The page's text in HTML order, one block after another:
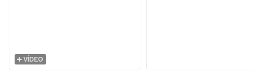
VÍDEO